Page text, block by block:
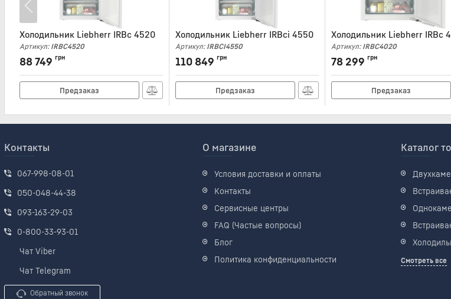
Холодильник Liebherr IRBc 4520
Артикул: IRBC4520
88 749 грн
Предзаказ
Холодильник Liebherr IRBci 4550
Артикул: IRBCI4550
110 849 грн
Предзаказ
Холодильник Liebherr IRBc
Артикул: IRBC4020
78 299 грн
Предзаказ
Контакты
067-998-08-01
050-048-44-38
093-163-29-03
0-800-33-93-01
Чат Viber
Чат Telegram
Обратный звонок
О магазине
Условия доставки и оплаты
Контакты
Сервисные центры
FAQ (Частые вопросы)
Блог
Политика конфиденциальности
Каталог
Смотреть все